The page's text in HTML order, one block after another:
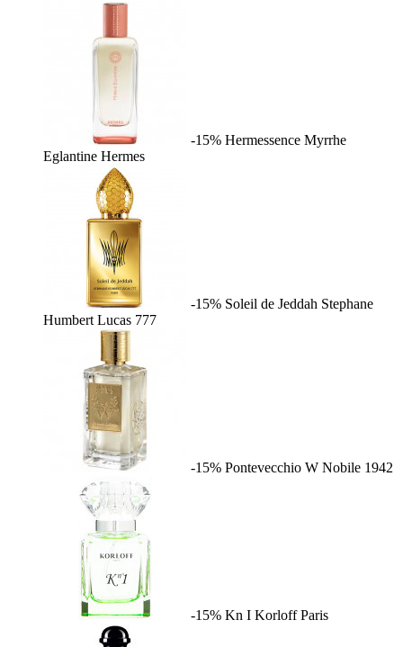
-15% Hermessence Myrrhe
Eglantine Hermes
-15% Soleil de Jeddah Stephane
Humbert Lucas 777
-15% Pontevecchio W Nobile 1942
-15% Kn I Korloff Paris